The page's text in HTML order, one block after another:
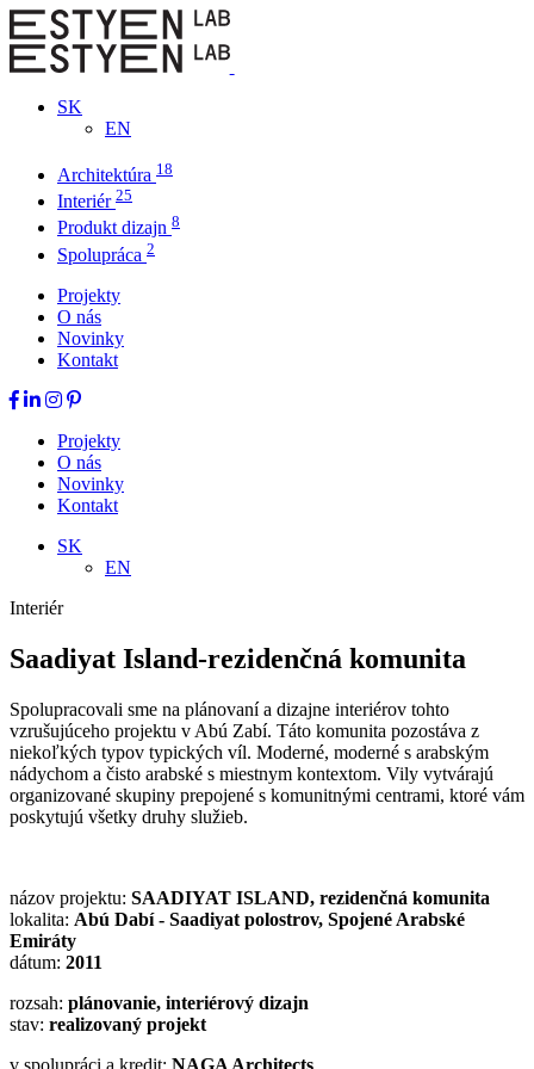
SK
EN
Architektúra 18
Interiér 25
Produkt dizajn 8
Spolupráca 2
Projekty
O nás
Novinky
Kontakt
Projekty
O nás
Novinky
Kontakt
SK
EN
Interiér
Saadiyat Island-rezidenčná komunita
Spolupracovali sme na plánovaní a dizajne interiérov tohto
vzrušujúceho projektu v Abú Zabí. Táto komunita pozostáva z
niekoľkých typov typických víl. Moderné, moderné s arabským
nádychom a čisto arabské s miestnym kontextom. Vily vytvárajú
organizované skupiny prepojené s komunitnými centrami, ktoré vám
poskytujú všetky druhy služieb.
názov projektu: SAADIYAT ISLAND, rezidenčná komunita
lokalita: Abú Dabí - Saadiyat polostrov, Spojené Arabské
Emiráty
dátum: 2011
rozsah: plánovanie, interiérový dizajn
stav: realizovaný projekt
v spolupráci a kredit: NAGA Architects